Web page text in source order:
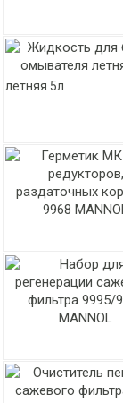
летняя 5л